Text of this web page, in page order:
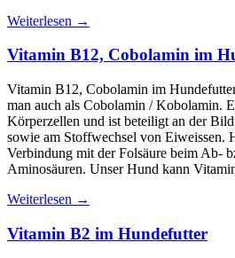
Weiterlesen →
Vitamin B12, Cobolamin im
Vitamin B12, Cobolamin im
man auch als Cobolamin / Kobolamin.
Körperzellen und ist beteiligt an der
sowie am Stoffwechsel von Eiweissen.
Verbindung mit der Folsäure beim Ab-
Aminosäuren. Unser Hund kann
Weiterlesen →
Vitamin B2 im Hundefutter